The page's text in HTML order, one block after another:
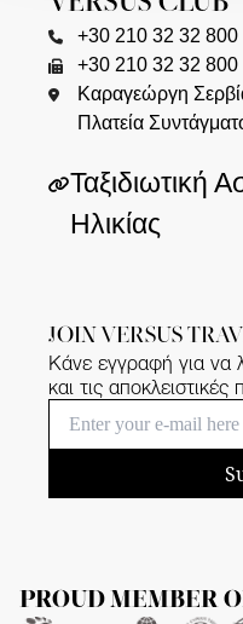
+30 210 32 32 800
+30 210 32 32 800
Καραγεώργη
Πλατεία
Ταξιδιωτική
Ηλικίας
JOIN VERSUS
Κάνε εγγραφή για να
και τις
PROUD MEMBER